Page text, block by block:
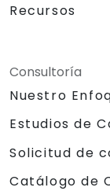
Recursos
Consultoría
Nuestro
Estudios de
Solicitud de
Catálogo de